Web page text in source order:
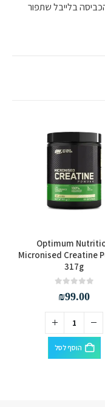
בלייבל שתפור
Optimum
Micronised Creatine
317g
₪99.00
הוסף לסל